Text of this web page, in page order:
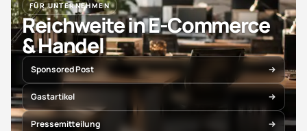
FÜR UNTERNEHMEN
Reichweite in E-Commerce
& Handel
Sponsored Post
Gastartikel
Pressemitteilung